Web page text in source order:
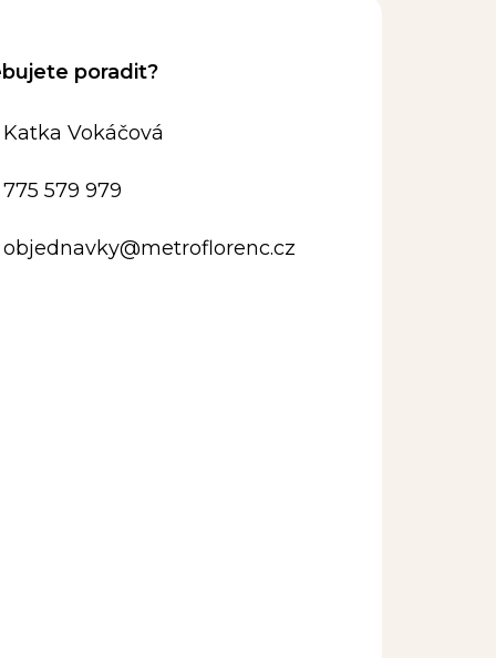
Katka Vokáčová
objednavky@metroflorenc.cz
775 579 979